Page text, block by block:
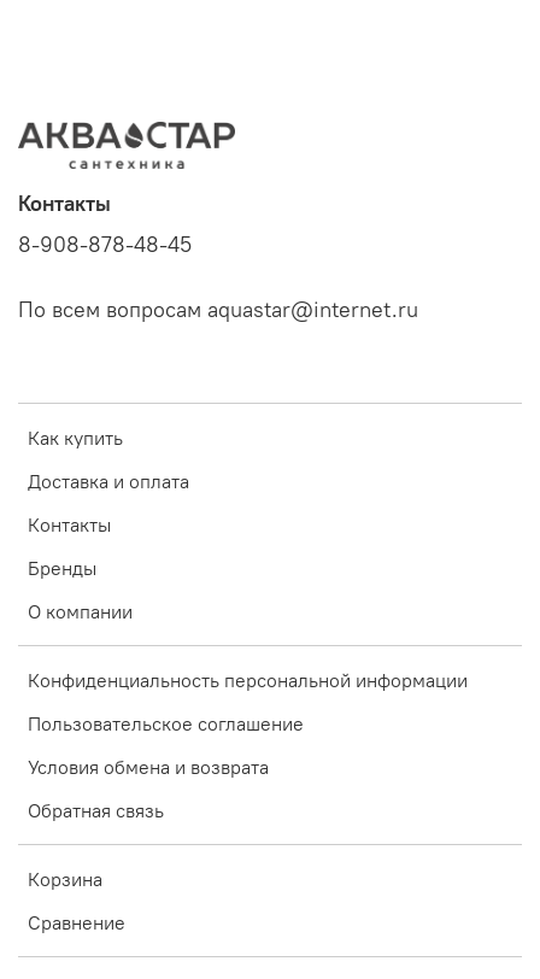
Как купить
Доставка и оплата
Контакты
Бренды
О компании
Конфиденциальность персональной информации
Пользовательское соглашение
Условия обмена и возврата
Обратная связь
Корзина
Сравнение
Контакты
8-908-878-48-45
По всем вопросам aquastar@internet.ru